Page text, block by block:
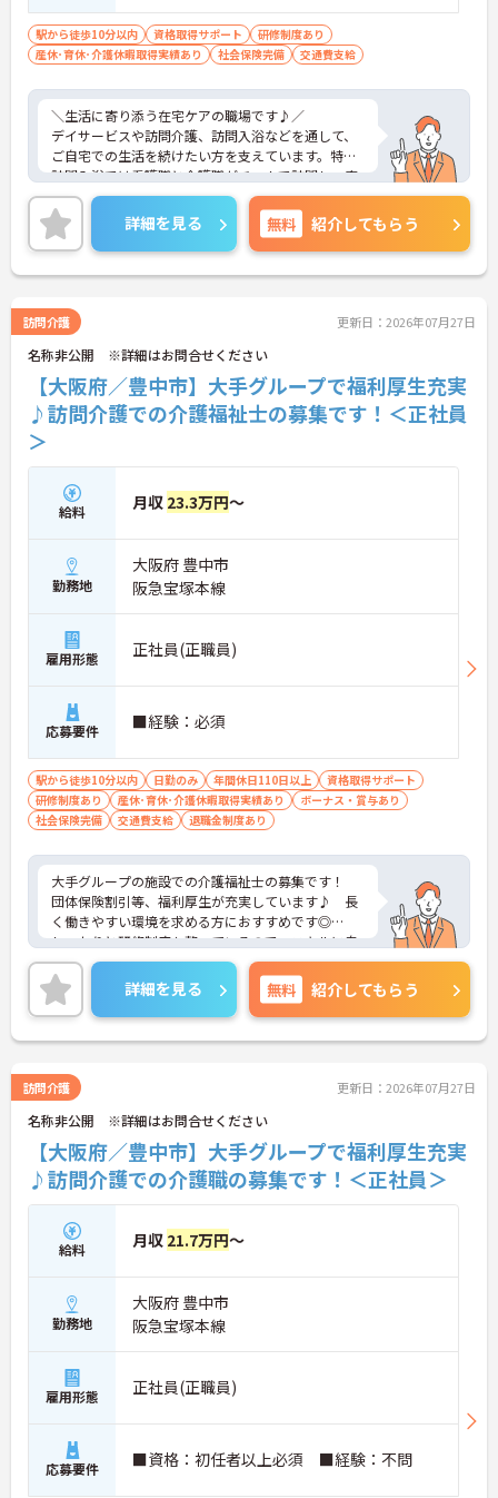
・事前のシフト希望で予定調整OK
→ 長く安心して働ける職場です
■ チームで支える訪問体制
一人で抱え込まない安心の仕組みです。
・看護職＋介護職の3名体制で訪問
・1件約45分の訪問で流れが明確
・職種間で連携しながら対応
駅から徒歩10分以内 資格取得サポート
研修制度あり
産休･育休･介護休暇取得実績あり
社会保険完備 交通費支給
＼生活に寄り添う在宅ケアの職場です♪／
デイサービスや訪問介護、訪問入浴などを通して、
ご自宅での生活を続けたい方を支えています。特に
訪問入浴では看護職と介護職がチームで訪問し、安
全面と生活支援の両方をしっかりサポート。日勤中
心で働きやすく、研修やフォロー体制も整っている
ため、在宅分野が初めての方でも安心してスタート
できる環境です。地域の医療・介護をつなぐ存在と
して、安定して長く働ける点も魅力です。
■ 日勤のみで安定ライフ♪
生活リズムを整えやすい勤務環境です。
・「8:30～17:30の固定時間帯」で夜勤なし
・「日曜固定休」で予定が立てやすい
■ 未経験でも安心の成長サポート
段階的に学べる環境が整っています。
・専任トレーナーによるマンツーマン指導
・入社3ヶ月後のフォロー面談あり
・動画研修＋OJTで基礎から習得可能
→ 初めてでも安心してスタートできます
■ 家庭と両立しやすい柔軟環境
・急なお休みも相談しやすい環境
・産休・育休や看護休暇制度あり
・事前のシフト希望で予定調整OK
→ 長く安心して働ける職場です
■ チームで支える訪問体制
一人で抱え込まない安心の仕組みです。
・看護職＋介護職の3名体制で訪問
・1件約45分の訪問で流れが明確
・職種間で連携しながら対応
→ 協力しながら働ける環境です
詳細を見る 無料 紹介してもらう
訪問介護 更新日：2026年07月27日
名称非公開 ※詳細はお問合せください
【大阪府／豊中市】大手グループで福利厚生充実
♪訪問介護での介護福祉士の募集です！＜正社員
＞
給料 月収 23.3万円～
勤務地
大阪府 豊中市
阪急宝塚本線
雇用形態 正社員(正職員)
応募要件 ■経験：必須
駅から徒歩10分以内 日勤のみ 年間休日110日以上
資格取得サポート
研修制度あり
産休･育休･介護休暇取得実績あり
ボーナス・賞与あり
社会保険完備
交通費支給 退職金制度あり
大手グループの施設での介護福祉士の募集です！
団体保険割引等、福利厚生が充実しています♪ 長
く働きやすい環境を求める方におすすめです◎
しっかりと研修制度も整っているので、スキルに自
信がない方でもご安心ください☆
ご興味のある方には、面接対策ポイントなど、さら
に詳細をお話しいたしますのでお気軽にご相談くだ
さい！
詳細を見る 無料 紹介してもらう
訪問介護 更新日：2026年07月27日
名称非公開 ※詳細はお問合せください
【大阪府／豊中市】大手グループで福利厚生充実
♪訪問介護での介護職の募集です！＜正社員＞
給料 月収 21.7万円～
勤務地
大阪府 豊中市
阪急宝塚本線
雇用形態 正社員(正職員)
応募要件 ■資格：初任者以上必須 ■経験：不問